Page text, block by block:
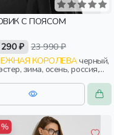
С ПОЯСОМ
₽ 23 990 ₽
КОРОЛЕВАчерный,
зима, осень, россия,
застежка, утепленные,
кнопки, прорези,
пояс, женщины, взрослые